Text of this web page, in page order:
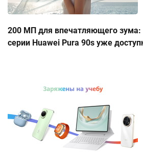
200 МП для впечатляющего
серии Huawei Pura 90s уже